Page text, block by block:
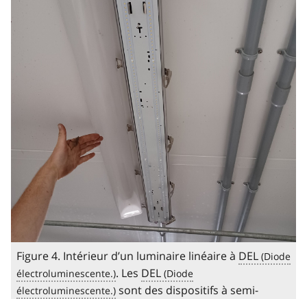
Figure 4. Intérieur d’un luminaire linéaire à DEL
. Les DEL
sont des dispositifs à semi-